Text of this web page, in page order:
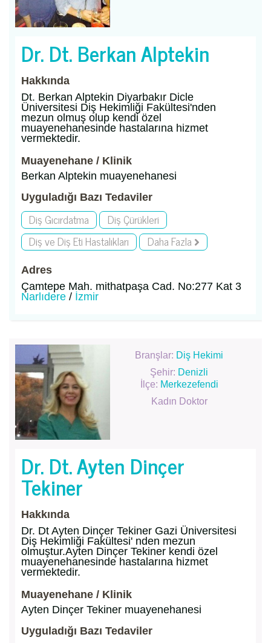
Dr. Dt. Berkan Alptekin
Hakkında
Dt. Berkan Alptekin Diyarbakır Dicle
Üniversitesi Diş Hekimliği Fakültesi'nden
mezun olmuş olup kendi özel
muayenehanesinde hastalarına hizmet
vermektedir.
Muayenehane / Klinik
Berkan Alptekin muayenehanesi
Uyguladığı Bazı Tedaviler
Diş Gıcırdatma
Diş Çürükleri
Diş ve Diş Eti Hastalıkları
Daha Fazla
Adres
Çamtepe Mah. mithatpaşa Cad. No:277 Kat 3
Narlıdere / İzmir
Branşlar: Diş Hekimi
Şehir: Denizli
İlçe: Merkezefendi
Kadın Doktor
Dr. Dt. Ayten Dinçer
Tekiner
Hakkında
Dr. Dt Ayten Dinçer Tekiner Gazi Üniversitesi
Diş Hekimliği Fakültesi' nden mezun
olmuştur.Ayten Dinçer Tekiner kendi özel
muayenehanesinde hastalarına hizmet
vermektedir.
Muayenehane / Klinik
Ayten Dinçer Tekiner muayenehanesi
Uyguladığı Bazı Tedaviler